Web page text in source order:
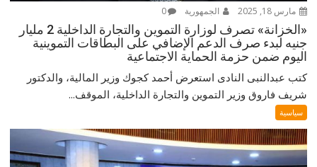
مارس 18, 2025 الجمهورية 0
«الخزانة» تصرف لوزارة التموين والتجارة الداخلية 2 مليار
جنيه لبدء صرف الدعم الإضافي على البطاقات التموينية
اليوم ضمن حزمة الحماية الاجتماعية
كتب عبدالنبى النادى استعرض أحمد كجوك وزير المالية، والدكتور
شريف فاروق وزير التموين والتجارة الداخلية، الموقف...
سياسية